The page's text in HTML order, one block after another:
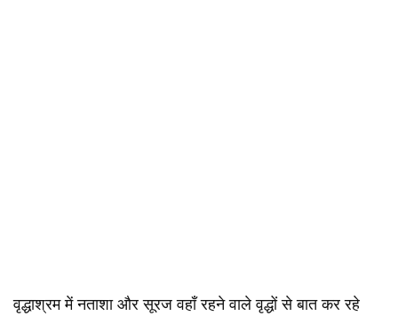
वृद्धाश्रम में नताशा और सूरज वहाँ रहने वाले वृद्धों से बात कर रहे